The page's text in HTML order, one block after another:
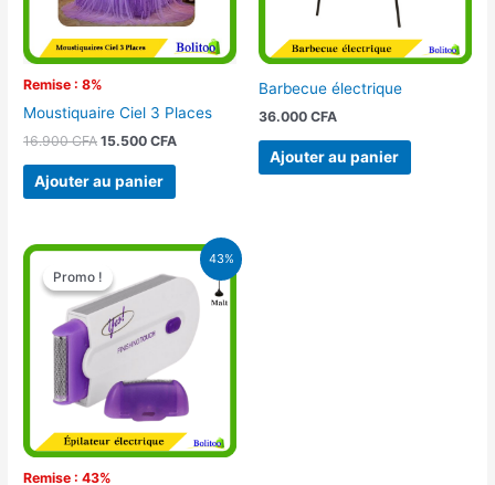
Remise : 8%
Moustiquaire Ciel 3 Places
16.900CFA 15.500CFA
Ajouter au panier
Barbecue électrique
36.000 CFA
Ajouter au panier
43%
Promo !
Remise : 43%
Promo !
Le
prix
initial
était :
15.000 CFA.
Le
actuel
8.500 CFA.